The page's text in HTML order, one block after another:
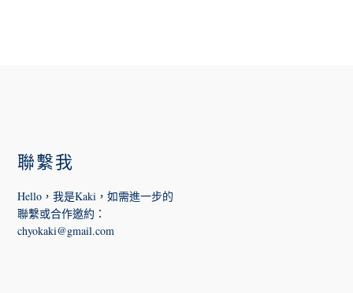
聯繫我
Hello，我是Kaki，如需進一步的
聯繫或合作邀約 ：
chyokaki@gmail.com